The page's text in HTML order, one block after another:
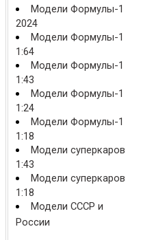
Модели Формулы-1
2024
Модели Формулы-1
1:64
Модели Формулы-1
1:43
Модели Формулы-1
1:24
Модели Формулы-1
1:18
Модели суперкаров
1:43
Модели суперкаров
1:18
Модели СССР и
России